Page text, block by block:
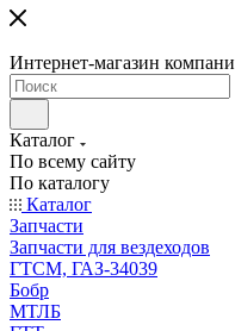
Интернет-магазин
Каталог
По всему сайту
По каталогу
Каталог
Запчасти
Запчасти для вездеходов
ГТСМ, ГАЗ-34039
Бобр
МТЛБ